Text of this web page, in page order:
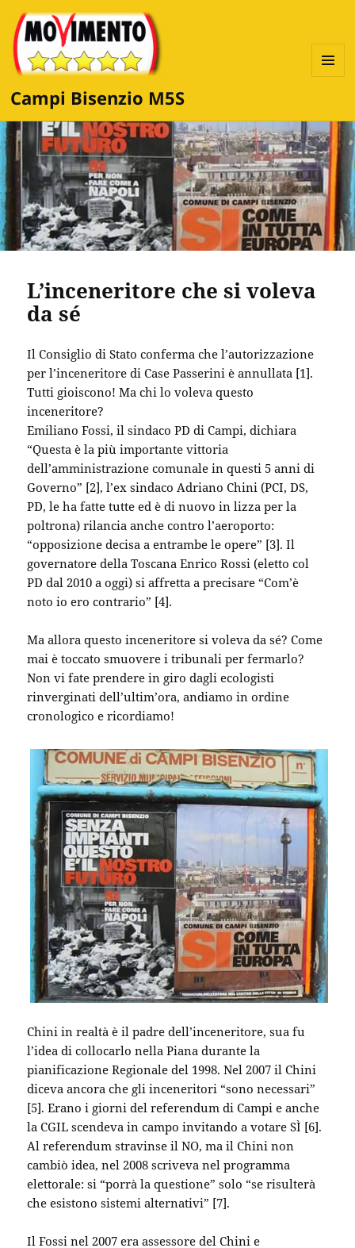
Campi Bisenzio M5S
L’inceneritore che si voleva
da sé
Il Consiglio di Stato conferma che l’autorizzazione
per l’inceneritore di Case Passerini è annullata [1].
Tutti gioiscono! Ma chi lo voleva questo
inceneritore?
Emiliano Fossi, il sindaco PD di Campi, dichiara
“Questa è la più importante vittoria
dell’amministrazione comunale in questi 5 anni di
Governo” [2], l’ex sindaco Adriano Chini (PCI, DS,
PD, le ha fatte tutte ed è di nuovo in lizza per la
poltrona) rilancia anche contro l’aeroporto:
“opposizione decisa a entrambe le opere” [3]. Il
governatore della Toscana Enrico Rossi (eletto col
PD dal 2010 a oggi) si affretta a precisare “Com’è
noto io ero contrario” [4].
Ma allora questo inceneritore si voleva da sé? Come
mai è toccato smuovere i tribunali per fermarlo?
Non vi fate prendere in giro dagli ecologisti
rinverginati dell’ultim’ora, andiamo in ordine
cronologico e ricordiamo!
Chini in realtà è il padre dell’inceneritore, sua fu
l’idea di collocarlo nella Piana durante la
pianificazione Regionale del 1998. Nel 2007 il Chini
diceva ancora che gli inceneritori “sono necessari”
[5]. Erano i giorni del referendum di Campi e anche
la CGIL scendeva in campo invitando a votare SÌ [6].
Al referendum stravinse il NO, ma il Chini non
cambiò idea, nel 2008 scriveva nel programma
elettorale: si “porrà la questione” solo “se risulterà
che esistono sistemi alternativi” [7].
Il Fossi nel 2007 era assessore del Chini e